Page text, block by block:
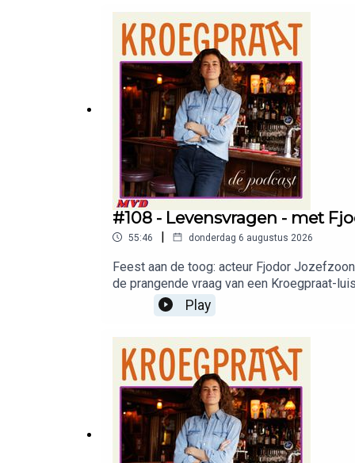
#108 - Levensvragen - met
55:46 | donderdag 6 augustus 2026
Feest aan de toog: acteur Fjodor
de prangende vraag van een Kroegpraat-
inneemt? In onze kroeg wordt dit gedrag
zorg je bijvoorbeeld dat je niet te veel,
de speciale kortingscode uit deze
adverteren in deze podcast? Stuur een
Play